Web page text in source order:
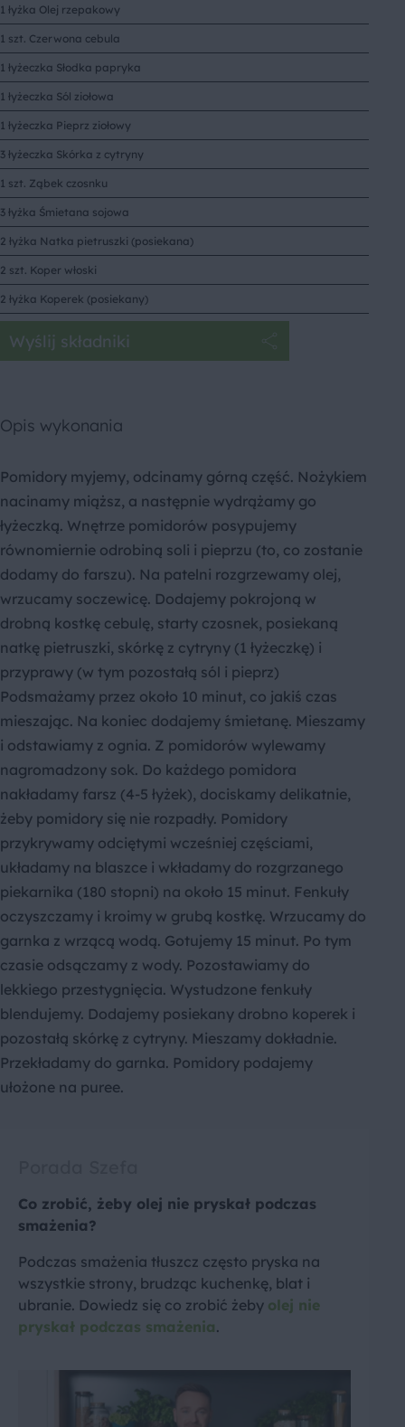
1 łyżka Olej rzepakowy
1 szt. Czerwona cebula
1 łyżeczka Słodka papryka
1 łyżeczka Sól ziołowa
1 łyżeczka Pieprz ziołowy
3 łyżeczka Skórka z cytryny
1 szt. Ząbek czosnku
3 łyżka Śmietana sojowa
2 łyżka Natka pietruszki (posiekana)
2 szt. Koper włoski
2 łyżka Koperek (posiekany)
Wyślij składniki
Opis wykonania
Pomidory myjemy, odcinamy górną część. Nożykiem
nacinamy miąższ, a następnie wydrążamy go
łyżeczką. Wnętrze pomidorów posypujemy
równomiernie odrobiną soli i pieprzu (to, co zostanie
dodamy do farszu). Na patelni rozgrzewamy olej,
wrzucamy soczewicę. Dodajemy pokrojoną w
drobną kostkę cebulę, starty czosnek, posiekaną
natkę pietruszki, skórkę z cytryny (1 łyżeczkę) i
przyprawy (w tym pozostałą sól i pieprz)
Podsmażamy przez około 10 minut, co jakiś czas
mieszając. Na koniec dodajemy śmietanę. Mieszamy
i odstawiamy z ognia. Z pomidorów wylewamy
nagromadzony sok. Do każdego pomidora
nakładamy farsz (4-5 łyżek), dociskamy delikatnie,
żeby pomidory się nie rozpadły. Pomidory
przykrywamy odciętymi wcześniej częściami,
układamy na blaszce i wkładamy do rozgrzanego
piekarnika (180 stopni) na około 15 minut. Fenkuły
oczyszczamy i kroimy w grubą kostkę. Wrzucamy do
garnka z wrzącą wodą. Gotujemy 15 minut. Po tym
czasie odsączamy z wody. Pozostawiamy do
lekkiego przestygnięcia. Wystudzone fenkuły
blendujemy. Dodajemy posiekany drobno koperek i
pozostałą skórkę z cytryny. Mieszamy dokładnie.
Przekładamy do garnka. Pomidory podajemy
ułożone na puree.
Co zrobić, żeby olej nie pryskał podczas
smażenia?
Podczas smażenia tłuszcz często pryska na
wszystkie strony, brudząc kuchenkę, blat i
ubranie. Dowiedz się co zrobić żeby olej nie
pryskał podczas smażenia.